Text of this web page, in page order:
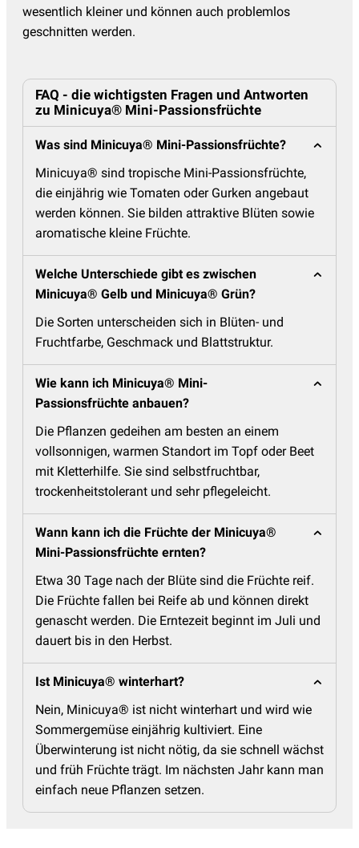
wesentlich kleiner und können auch problemlos
geschnitten werden.
FAQ - die wichtigsten Fragen und Antworten
zu Minicuya® Mini-Passionsfrüchte
Was sind Minicuya® Mini-Passionsfrüchte?
Minicuya® sind tropische Mini-Passionsfrüchte,
die einjährig wie Tomaten oder Gurken angebaut
werden können. Sie bilden attraktive Blüten sowie
aromatische kleine Früchte.
Welche Unterschiede gibt es zwischen
Minicuya® Gelb und Minicuya® Grün?
Die Sorten unterscheiden sich in Blüten- und
Fruchtfarbe, Geschmack und Blattstruktur.
Wie kann ich Minicuya® Mini-
Passionsfrüchte anbauen?
Die Pflanzen gedeihen am besten an einem
vollsonnigen, warmen Standort im Topf oder Beet
mit Kletterhilfe. Sie sind selbstfruchtbar,
trockenheitstolerant und sehr pflegeleicht.
Wann kann ich die Früchte der Minicuya®
Mini-Passionsfrüchte ernten?
Etwa 30 Tage nach der Blüte sind die Früchte reif.
Die Früchte fallen bei Reife ab und können direkt
genascht werden. Die Erntezeit beginnt im Juli und
dauert bis in den Herbst.
Ist Minicuya® winterhart?
Nein, Minicuya® ist nicht winterhart und wird wie
Sommergemüse einjährig kultiviert. Eine
Überwinterung ist nicht nötig, da sie schnell wächst
und früh Früchte trägt. Im nächsten Jahr kann man
einfach neue Pflanzen setzen.